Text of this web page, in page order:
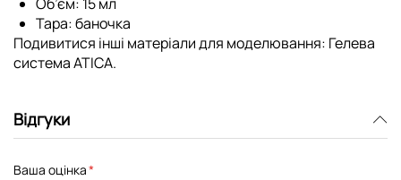
Тара:баночка
Подивитися інші матеріали для моделювання: Гелева
система ATICA.
Відгуки
Ваша оцінка